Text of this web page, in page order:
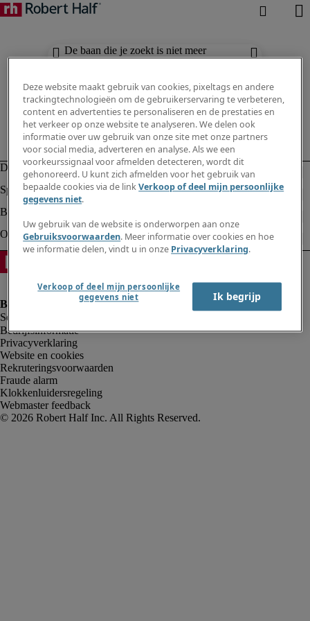
De baan die je zoekt is niet meer
beschikbaar. Zie vergelijkbare resultaten
Bedrijfsinformatie
Privacyverklaring
Website en cookies
Rekruteringsvoorwaarden
Fraude alarm
Klokkenluidersregeling
Webmaster feedback
Deze website maakt gebruik van cookies, pixeltags en andere
trackingtechnologieën om de gebruikerservaring te verbeteren,
content en advertenties te personaliseren en de prestaties en
het verkeer op onze website te analyseren. We delen ook
informatie over uw gebruik van onze site met onze partners
voor social media, adverteren en analyse. Als we een
voorkeurssignaal voor afmelden detecteren, wordt dit
gehonoreerd. U kunt zich afmelden voor het gebruik van
bepaalde cookies via de linkVerkoop of deel mijn persoonlijke
gegevens niet.
Uw gebruik van de website is onderworpen aan onze
Gebruiksvoorwaarden. Meer informatie over cookies en hoe
we informatie delen, vindt u in onze Privacyverklaring.
Verkoop of deel mijn persoonlijke
gegevens niet
Ik begrijp